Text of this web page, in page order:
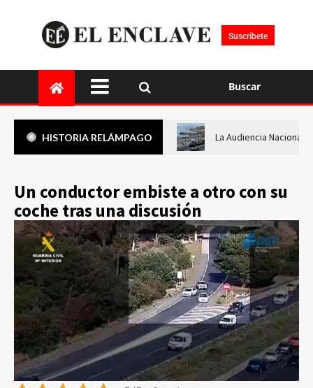
Suscríbete
Buscar
HISTORIA RELÁMPAGO La Audiencia Nacional
Un conductor embiste a otro con su
coche tras una discusión